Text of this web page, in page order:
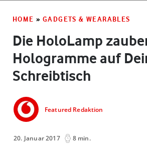
HOME » GADGETS & WEARABLES
Die HoloLamp
Hologramme auf
Schreibtisch
Featured Redaktion
20. Januar 2017 8 min.